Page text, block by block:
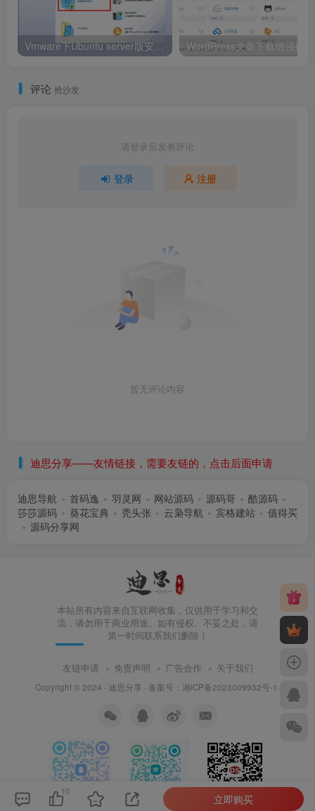
Vmware下Ubuntu server版安装图文教程
评论 抢沙发
请登录后发表评论
登录 注册
暂无评论内容
迪思分享——友情链接，需要友链的，点击后面申请
迪思导航 首码逸 羽灵网 网站源码 源码哥
酷源码
莎莎源码
葵花宝典 秃头张 云枭导航 宾格建站
值得买
源码分享网
本站所有内容来自互联网收集，仅供用于学习和交
流，请勿用于商业用途。如有侵权、不妥之处，请
第一时间联系我们删除！
友链申请 免责声明 广告合作 关于我们
Copyright © 2024 · 迪思分享 · 备案号： 湘ICP备2023009932号-1 .
10
立即购买